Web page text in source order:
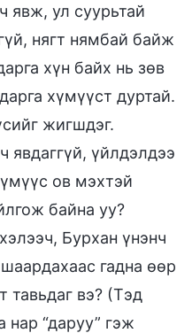
явж, ул суурьтай
нягт нямбай байж
хүн байх нь зөв
хүмүүст дуртай.
жигшдэг.
явдаггүй, үйлдэлдээ
ов мэхтэй
байна уу?
Бурхан үнэнч
гадна өөр
тавьдаг вэ? (Тэд
нар “даруу” гэж